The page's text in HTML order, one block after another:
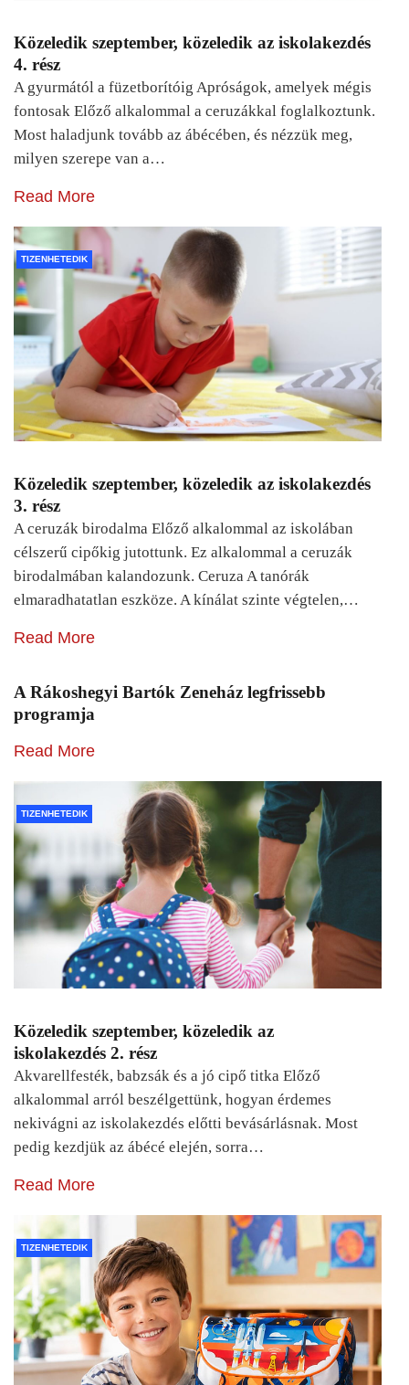
Közeledik szeptember, közeledik az iskolakezdés
4. rész
A gyurmától a füzetborítóig Apróságok, amelyek mégis
fontosak Előző alkalommal a ceruzákkal foglalkoztunk.
Most haladjunk tovább az ábécében, és nézzük meg,
milyen szerepe van a…
Read More
TIZENHETEDIK
Közeledik szeptember, közeledik az iskolakezdés
3. rész
A ceruzák birodalma Előző alkalommal az iskolában
célszerű cipőkig jutottunk. Ez alkalommal a ceruzák
birodalmában kalandozunk. Ceruza A tanórák
elmaradhatatlan eszköze. A kínálat szinte végtelen,…
Read More
A Rákoshegyi Bartók Zeneház legfrissebb
programja
Read More
TIZENHETEDIK
Közeledik szeptember, közeledik az
iskolakezdés 2. rész
Akvarellfesték, babzsák és a jó cipő titka Előző
alkalommal arról beszélgettünk, hogyan érdemes
nekivágni az iskolakezdés előtti bevásárlásnak. Most
pedig kezdjük az ábécé elején, sorra…
Read More
TIZENHETEDIK